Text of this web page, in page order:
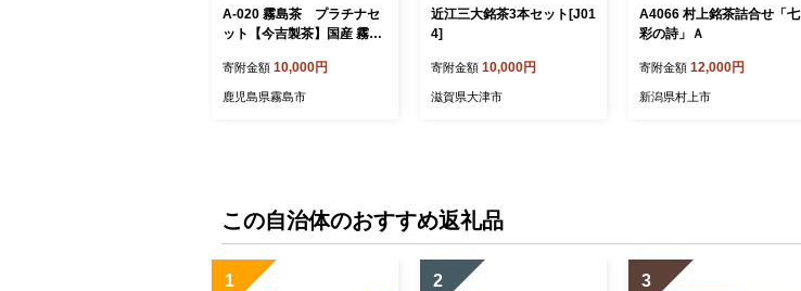
A-020 霧島茶 プラチナセ
ット【今吉製茶】国産 霧島
詰め合わせ 詰合せ 紅茶
寄附金額 10,000円
鹿児島県霧島市
近江三大銘茶3本セット[J01
4]
寄附金額 10,000円
滋賀県大津市
A4066 村上銘茶詰合せ「七
彩の詩」Ａ
寄附金額 12,000円
新潟県村上市
この自治体のおすすめ返礼品
1 2 3